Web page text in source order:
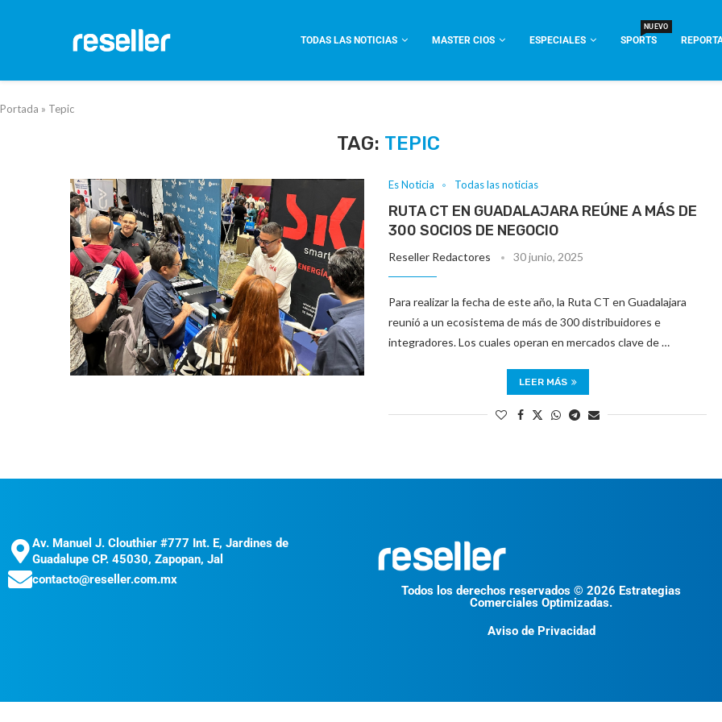
TODAS LAS NOTICIAS MASTER CIOS ESPECIALES SPORTS
NUEVO
Portada » Tepic
TAG: TEPIC
Es Noticia Todas las noticias
RUTA CT EN GUADALAJARA REÚNE A MÁS DE
300 SOCIOS DE NEGOCIO
Reseller Redactores 30 junio, 2025
Para realizar la fecha de este año, la Ruta CT en Guadalajara
reunió a un ecosistema de más de 300 distribuidores e
integradores. Los cuales operan en mercados clave de …
LEER MÁS
Av. Manuel J. Clouthier #777 Int. E, Jardines de
Guadalupe CP. 45030, Zapopan, Jal
contacto@reseller.com.mx
Todos los derechos reservados © 2026 Estrategias
Comerciales Optimizadas.
Aviso de Privacidad